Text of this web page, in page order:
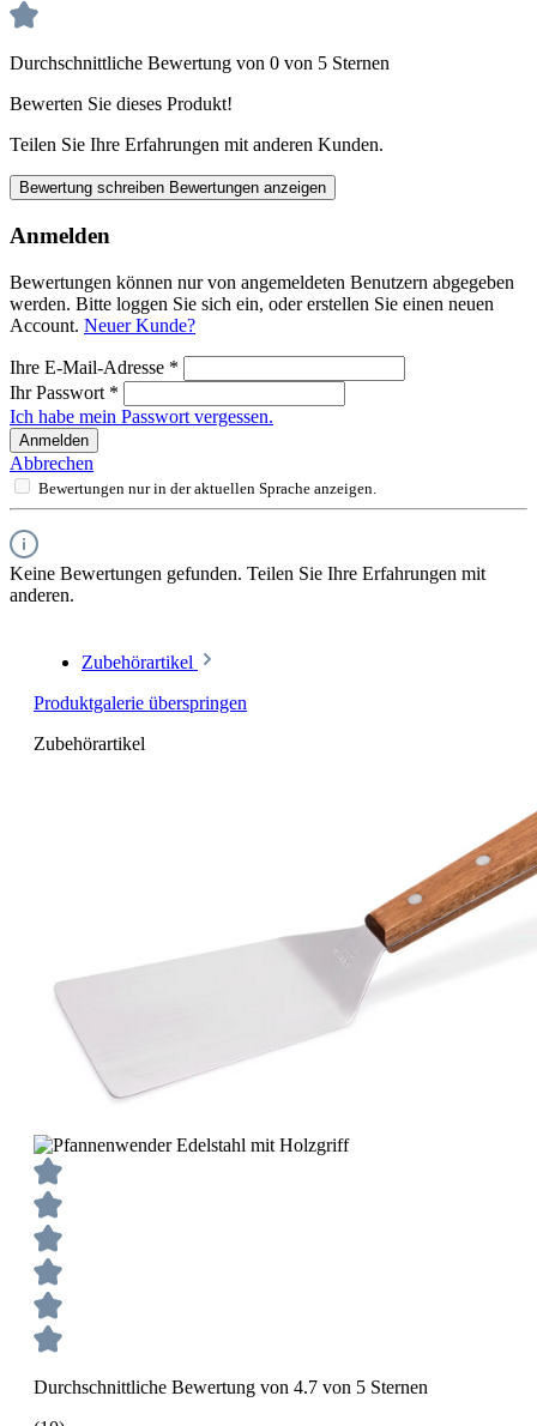
Durchschnittliche Bewertung von 0 von 5 Sternen
Bewerten Sie dieses Produkt!
Teilen Sie Ihre Erfahrungen mit anderen Kunden.
Bewertung schreiben Bewertungen anzeigen
Anmelden
Bewertungen können nur von angemeldeten Benutzern abgegeben
werden. Bitte loggen Sie sich ein, oder erstellen Sie einen neuen
Account. Neuer Kunde?
Ihre E-Mail-Adresse *
Ihr Passwort *
Ich habe mein Passwort vergessen.
Anmelden
Abbrechen
Bewertungen nur in der aktuellen Sprache anzeigen.
Keine Bewertungen gefunden. Teilen Sie Ihre Erfahrungen mit
anderen.
Zubehörartikel
Produktgalerie überspringen
Zubehörartikel
Durchschnittliche Bewertung von 4.7 von 5 Sternen